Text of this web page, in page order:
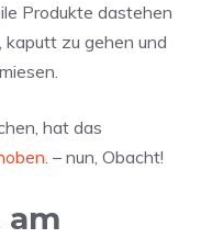
Produkte dastehen
kaputt zu gehen und
hat das
. – nun, Obacht!
am